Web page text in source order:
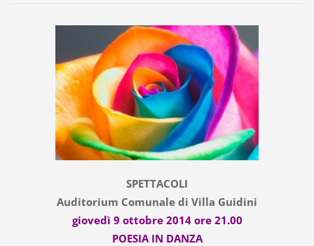
SPETTACOLI
Auditorium Comunale di Villa Guidini
giovedì 9 ottobre 2014 ore 21.00
POESIA IN DANZA